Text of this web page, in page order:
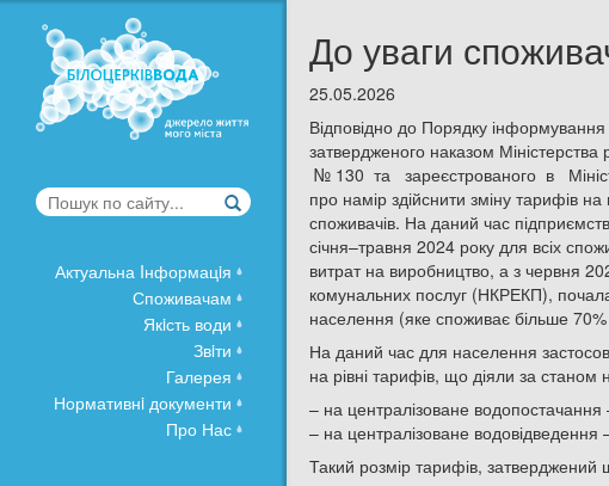
Актуальна Iнформацiя
Споживачам
Якiсть води
Звiти
Галерея
Нормативнi документи
Про Нас
До уваги
25.05.2026
Відповідно до Порядку інформування
затвердженого наказом
№ 130 та зареєстрованого в
про намір здійснити зміну тарифів
споживачів. На даний час
січня–травня 2024 року для всіх
витрат на виробництво, а з червня
комунальних послуг (НКРЕКП),
населення (яке споживає більше 70%
На даний час для населення
на рівні тарифів, що діяли за
– на централізоване
– на централізоване
Такий розмір тарифів,